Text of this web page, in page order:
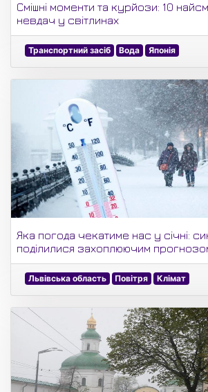
Смішні моменти та курйози: 10
невдач у світлинах
Транспортний засіб Вода Японія
Яка погода чекатиме нас у січні:
поділилися захоплюючим
Львівська область Повітря Клімат